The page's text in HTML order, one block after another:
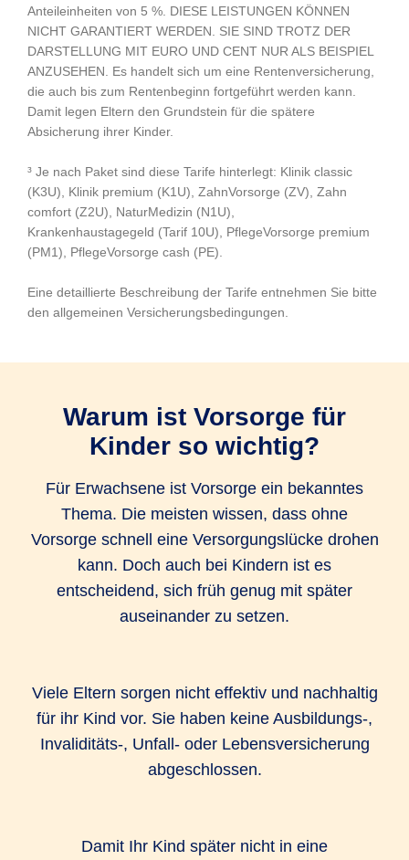
Anteileinheiten von 5 %. DIESE LEISTUNGEN KÖNNEN
NICHT GARANTIERT WERDEN. SIE SIND TROTZ DER
DARSTELLUNG MIT EURO UND CENT NUR ALS BEISPIEL
ANZUSEHEN. Es handelt sich um eine Rentenversicherung,
die auch bis zum Rentenbeginn fortgeführt werden kann.
Damit legen Eltern den Grundstein für die spätere
Absicherung ihrer Kinder.
³ Je nach Paket sind diese Tarife hinterlegt: Klinik classic
(K3U), Klinik premium (K1U), ZahnVorsorge (ZV), Zahn
comfort (Z2U), NaturMedizin (N1U),
Krankenhaustagegeld (Tarif 10U), PflegeVorsorge premium
(PM1), PflegeVorsorge cash (PE).
Eine detaillierte Beschreibung der Tarife entnehmen Sie bitte
den allgemeinen Versicherungsbedingungen.
Warum ist Vorsorge für
Kinder so wichtig?
Für Erwachsene ist Vorsorge ein bekanntes
Thema. Die meisten wissen, dass ohne
Vorsorge schnell eine Versorgungslücke drohen
kann. Doch auch bei Kindern ist es
entscheidend, sich früh genug mit später
auseinander zu setzen.
Viele Eltern sorgen nicht effektiv und nachhaltig
für ihr Kind vor. Sie haben keine Ausbildungs-,
Invaliditäts-, Unfall- oder Lebensversicherung
abgeschlossen.
Damit Ihr Kind später nicht in eine